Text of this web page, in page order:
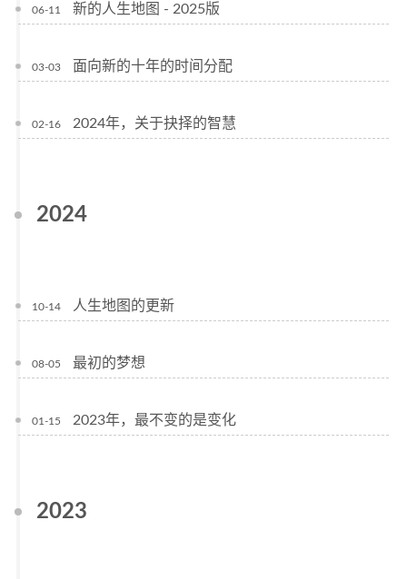
06-11 新的人生地图 - 2025版
03-03 面向新的十年的时间分配
02-16 2024年，关于抉择的智慧
2024
10-14 人生地图的更新
08-05 最初的梦想
01-15 2023年，最不变的是变化
2023